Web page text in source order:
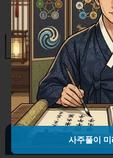
빅데이터 분
Tajo의 차이점
시술 전 체크리스트
사주풀이